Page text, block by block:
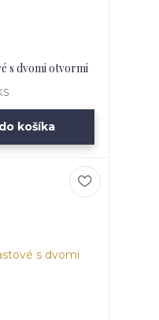
s dvomi otvormi
košíka